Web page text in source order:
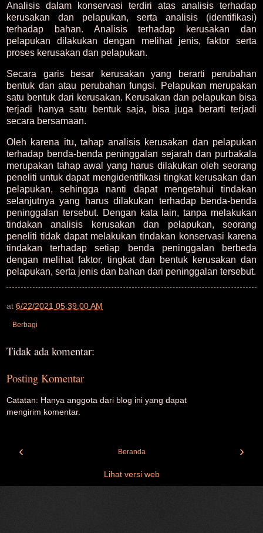
Analisis dalam konservasi terdiri atas analisis terhadap
kerusakan dan pelapukan, serta analisis (identifikasi)
terhadap bahan. Analisis terhadap kerusakan dan
pelapukan dilakukan dengan melihat jenis, faktor serta
proses kerusakan dan pelapukan.
Secara garis besar kerusakan yang berarti perubahan
bentuk dan atau perubahan fungsi. Pelapukan merupakan
satu bentuk dari kerusakan. Kerusakan dan pelapukan bisa
terjadi hanya satu bentuk saja, bisa juga berarti terjadi
secara bersamaan.
Oleh karena itu, tahap analisis kerusakan dan pelapukan
terhadap benda-benda peninggalan sejarah dan purbakala
merupakan tahap awal yang harus dilakukan oleh seorang
peneliti untuk dapat mengidentifikasi tingkat kerusakan dan
pelapukan, sehingga nanti dapat mengetahui tindakan
selanjutnya yang harus dilakukan terhadap benda-benda
peninggalan tersebut. Dengan kata lain, tanpa melakukan
tindakan analisis kerusakan dan pelapukan, seorang
peneliti tidak dapat melakukan tindakan konservasi karena
tindakan terhadap setiap benda peninggalan berbeda
dengan melihat faktor, tingkat dan bentuk kerusakan dan
pelapukan, serta jenis dan bahan dari peninggalan tersebut.
at 6/22/2021 05:39:00 AM
Berbagi
Tidak ada komentar:
Posting Komentar
Catatan: Hanya anggota dari blog ini yang dapat
mengirim komentar.
‹ ›
Beranda
Lihat versi web